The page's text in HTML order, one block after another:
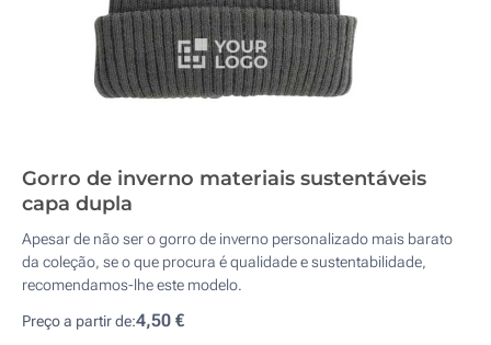
Gorro de inverno materiais sustentáveis
capa dupla
Apesar de não ser o gorro de inverno personalizado mais barato
da coleção, se o que procura é qualidade e sustentabilidade,
recomendamos-lhe este modelo.
Preço a partir de:4,50 €